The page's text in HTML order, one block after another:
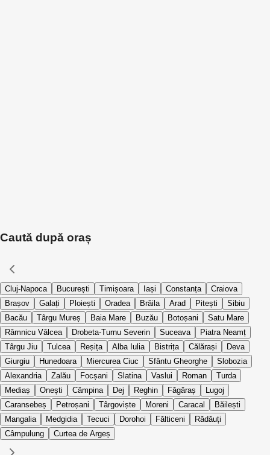
Caută după oraș
Cluj-Napoca București Timișoara Iași Constanța
Craiova
Brașov
Galați Ploiești Oradea Brăila Arad Pitești
Sibiu
Bacău
Târgu Mureș Baia Mare Buzău Botoșani
Satu Mare
Râmnicu Vâlcea
Drobeta-Turnu Severin Suceava
Piatra Neamț
Târgu Jiu
Tulcea Reșița Alba Iulia Bistrița Călărași
Deva
Giurgiu
Hunedoara Miercurea Ciuc Sfântu Gheorghe
Slobozia
Alexandria
Zalău Focșani Slatina Vaslui Roman
Turda
Mediaș
Onești Câmpina Dej Reghin Făgăraș
Lugoj
Caransebeș
Petroșani Târgoviște Moreni Caracal
Băilești
Mangalia
Medgidia Tecuci Dorohoi Fălticeni
Rădăuți
Câmpulung
Curtea de Argeș